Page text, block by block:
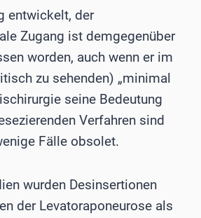
entwickelt, der
Zugang ist demgegenüber
worden, auch wenn er im
zu sehenden) „minimal
seine Bedeutung
Verfahren sind
Fälle obsolet.
wurden Desinsertionen
der Levatoraponeurose als